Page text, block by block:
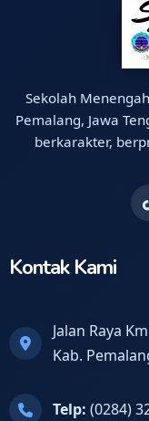
Sekolah
Pemalang, Jawa
berkarakter,
Kontak Kami
Jalan Raya
Kab.
Telp: (0284)